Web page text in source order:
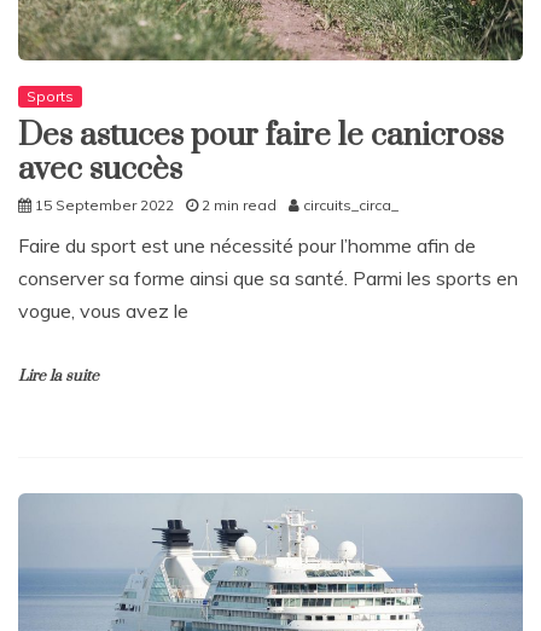
Sports
Des astuces pour faire le canicross
avec succès
15 September 2022 2 min read circuits_circa_
Faire du sport est une nécessité pour l’homme afin de
conserver sa forme ainsi que sa santé. Parmi les sports en
vogue, vous avez le
Lire la suite